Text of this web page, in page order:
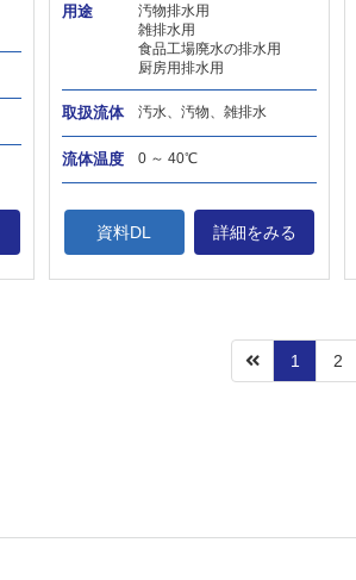
用途
汚物排水用
雑排水用
食品工場廃水の排水用
厨房用排水用
取扱流体 汚水、汚物、雑排水
流体温度 0 ～ 40℃
資料DL 詳細をみる
1 2